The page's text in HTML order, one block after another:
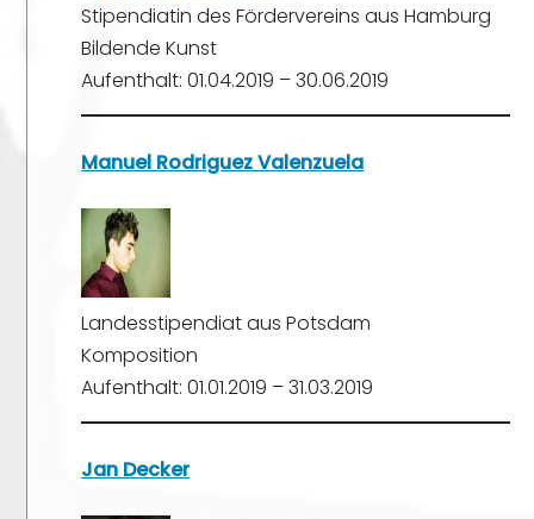
Stipendiatin des Fördervereins aus Hamburg
Bildende Kunst
Aufenthalt: 01.04.2019 – 30.06.2019
Manuel Rodriguez Valenzuela
Landesstipendiat aus Potsdam
Komposition
Aufenthalt: 01.01.2019 – 31.03.2019
Jan Decker